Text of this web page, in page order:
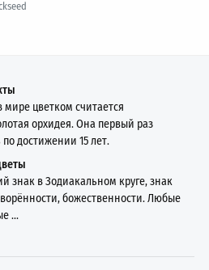
цветком считается
орхидея. Она первый раз
достижении 15 лет.
знак в Зодиакальном круге, знак
божественности. Любые
...